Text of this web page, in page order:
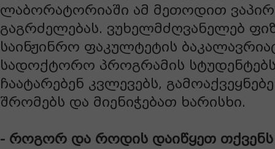
ლაბორატორიაში ამ მეთოდით
გაგრძელებას. ვუხელმძღვანელებ
საინჟინრო ფაკულტეტის
სადოქტორო პროგრამის
ჩაატარებენ კვლევებს,
შრომებს და მიენიჭებათ ხარისხი.
- როგორ და როდის დაიწყეთ თქვენს